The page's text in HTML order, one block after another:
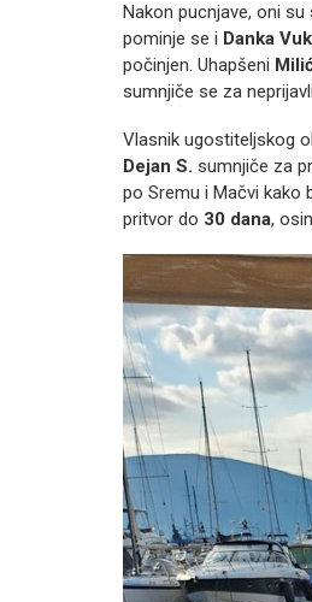
Nakon pucnjave, oni
pominje se i Danka
počinjen. Uhapšeni
sumnjiče se za
Vlasnik ugostiteljskog
Dejan S. sumnjiče za
po Sremu i Mačvi kako
pritvor do 30 dana,